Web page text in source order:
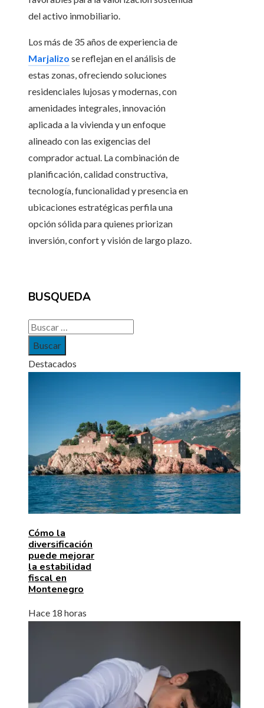
del activo inmobiliario.
Los más de 35 años de experiencia de
Marjalizo se reflejan en el análisis de
estas zonas, ofreciendo soluciones
residenciales lujosas y modernas, con
amenidades integrales, innovación
aplicada a la vivienda y un enfoque
alineado con las exigencias del
comprador actual. La combinación de
planificación, calidad constructiva,
tecnología, funcionalidad y presencia en
ubicaciones estratégicas perfila una
opción sólida para quienes priorizan
inversión, confort y visión de largo plazo.
BUSQUEDA
Buscar:
Destacados
Cómo la
diversificación
puede mejorar
la estabilidad
fiscal en
Montenegro
Hace 18 horas